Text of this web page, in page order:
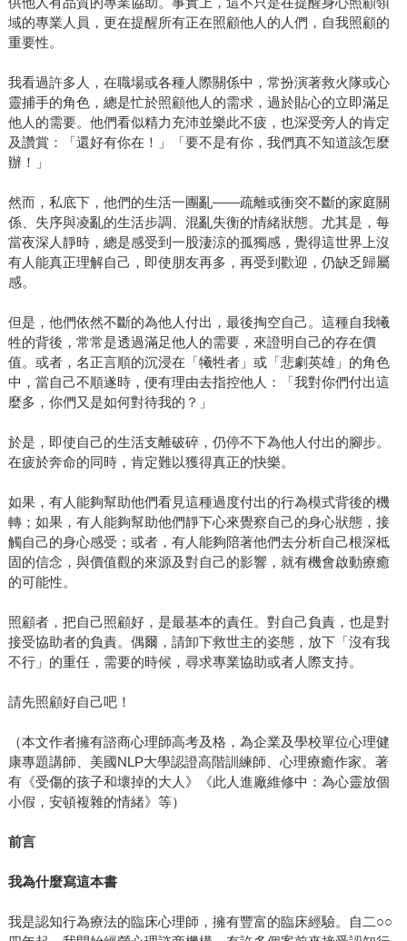
域的專業人員，更在提醒所有正在照顧他人的人們，自我照顧的
重要性。
我看過許多人，在職場或各種人際關係中，常扮演著救火隊或心
靈捕手的角色，總是忙於照顧他人的需求，過於貼心的立即滿足
他人的需要。他們看似精力充沛並樂此不疲，也深受旁人的肯定
及讚賞：「還好有你在！」「要不是有你，我們真不知道該怎麼
辦！」
然而，私底下，他們的生活一團亂——疏離或衝突不斷的家庭關
係、失序與凌亂的生活步調、混亂失衡的情緒狀態。尤其是，每
當夜深人靜時，總是感受到一股淒涼的孤獨感，覺得這世界上沒
有人能真正理解自己，即使朋友再多，再受到歡迎，仍缺乏歸屬
感。
但是，他們依然不斷的為他人付出，最後掏空自己。這種自我犧
牲的背後，常常是透過滿足他人的需要，來證明自己的存在價
值。或者，名正言順的沉浸在「犧牲者」或「悲劇英雄」的角色
中，當自己不順遂時，便有理由去指控他人：「我對你們付出這
麼多，你們又是如何對待我的？」
於是，即使自己的生活支離破碎，仍停不下為他人付出的腳步。
在疲於奔命的同時，肯定難以獲得真正的快樂。
如果，有人能夠幫助他們看見這種過度付出的行為模式背後的機
轉；如果，有人能夠幫助他們靜下心來覺察自己的身心狀態，接
觸自己的身心感受；或者，有人能夠陪著他們去分析自己根深柢
固的信念，與價值觀的來源及對自己的影響，就有機會啟動療癒
的可能性。
照顧者，把自己照顧好，是最基本的責任。對自己負責，也是對
接受協助者的負責。偶爾，請卸下救世主的姿態，放下「沒有我
不行」的重任，需要的時候，尋求專業協助或者人際支持。
請先照顧好自己吧！
（本文作者擁有諮商心理師高考及格，為企業及學校單位心理健
康專題講師、美國NLP大學認證高階訓練師、心理療癒作家。著
有《受傷的孩子和壞掉的大人》《此人進廠維修中：為心靈放個
小假，安頓複雜的情緒》等）
前言
我為什麼寫這本書
我是認知行為療法的臨床心理師，擁有豐富的臨床經驗。自二○○